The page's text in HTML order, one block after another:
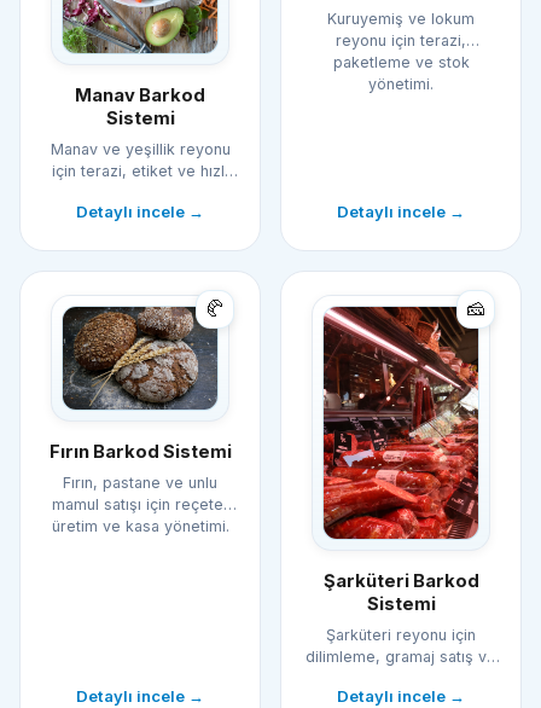
Manav Barkod
Sistemi
Manav ve yeşillik reyonu
için terazi, etiket ve hızlı
Detaylı incele →
Kuruyemiş ve lokum
reyonu için terazi,
paketleme ve stok
yönetimi.
Detaylı incele →
🥐
Fırın Barkod Sistemi
Fırın, pastane ve unlu
mamul satışı için reçete,
üretim ve kasa yönetimi.
Detaylı incele →
🧀
Şarküteri Barkod
Sistemi
Şarküteri reyonu için
dilimleme, gramaj satış ve
Detaylı incele →